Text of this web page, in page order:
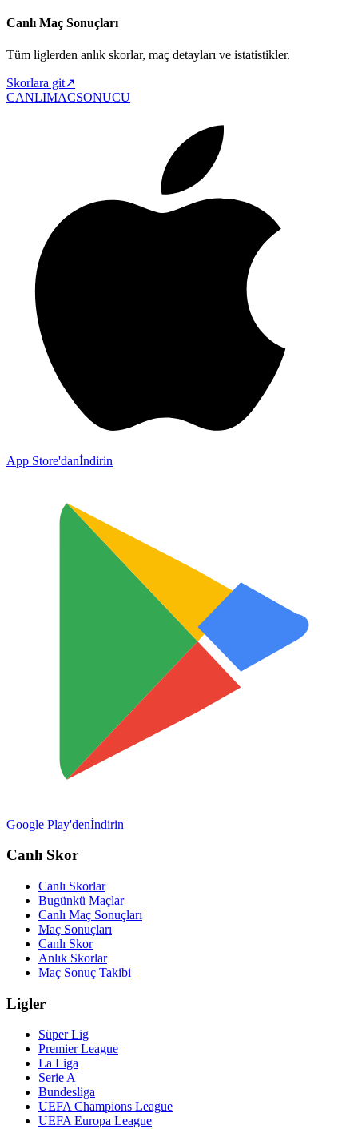
Canlı Maç Sonuçları
Tüm liglerden anlık skorlar, maç detayları ve istatistikler.
Skorlara git↗
CANLIMACSONUCU
App Store'danİndirin
Google Play'denİndirin
Canlı Skor
Canlı Skorlar
Bugünkü Maçlar
Canlı Maç Sonuçları
Maç Sonuçları
Canlı Skor
Anlık Skorlar
Maç Sonuç Takibi
Ligler
Süper Lig
Premier League
La Liga
Serie A
Bundesliga
UEFA Champions League
UEFA Europa League